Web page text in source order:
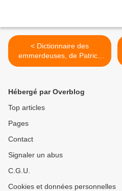
< Dictionnaire des
emmerdeuses, de Patrick
Gofman
Hébergé par Overblog
Top articles
Pages
Contact
Signaler un abus
C.G.U.
Cookies et données personnelles